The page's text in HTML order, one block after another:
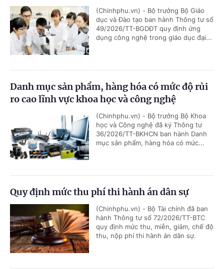
(Chinhphu.vn) - Bộ trưởng Bộ Giáo
dục và Đào tạo ban hành Thông tư số
49/2026/TT-BGDĐT quy định ứng
dụng công nghệ trong giáo dục đại...
Danh mục sản phẩm, hàng hóa có mức độ rủi
ro cao lĩnh vực khoa học và công nghệ
(Chinhphu.vn) - Bộ trưởng Bộ Khoa
học và Công nghệ đã ký Thông tư
36/2026/TT-BKHCN ban hành Danh
mục sản phẩm, hàng hóa có mức...
Quy định mức thu phí thi hành án dân sự
(Chinhphu.vn) - Bộ Tài chính đã ban
hành Thông tư số 72/2026/TT-BTC
quy định mức thu, miễn, giảm, chế độ
thu, nộp phí thi hành án dân sự.